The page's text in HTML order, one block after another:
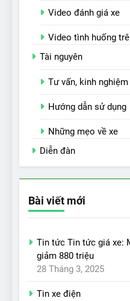
Video đánh giá xe
Video tình huống
Tài nguyên
Tư vấn, kinh nghiệm
Hướng dẫn sử dụng
Những mẹo về xe
Diễn đàn
Bài viết mới
Tin tức Tin tức giá xe:
giảm 880 triệu
28 Tháng 3, 2025
Tin xe điện